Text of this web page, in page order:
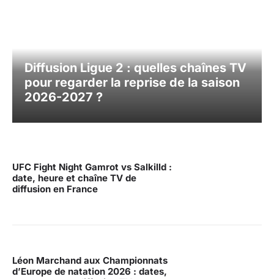
Diffusion Ligue 2 : quelles chaînes TV
pour regarder la reprise de la saison
2026-2027 ?
UFC Fight Night Gamrot vs Salkilld :
date, heure et chaîne TV de
diffusion en France
Léon Marchand aux Championnats
d’Europe de natation 2026 : dates,